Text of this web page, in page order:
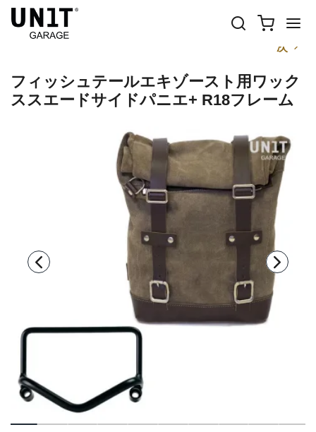
前
次
フィッシュテールエキゾースト用ワック
ススエードサイドパニエ+ R18フレーム